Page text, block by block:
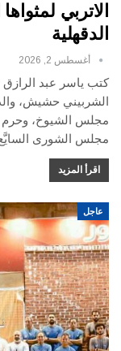
الاتربي
الدقهلية
أغسطس 2, 2026
كتب ياسر عبد الرازق
الشربيني حشيش،
مجلس الشيوخ، وحرم
مجلس الشورى
اقرأ المزيد
عاجل